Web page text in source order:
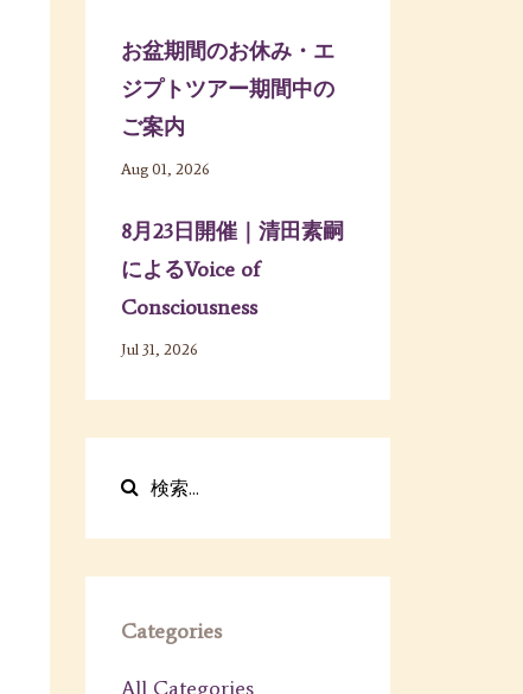
お盆期間のお休み・エ
ジプトツアー期間中の
ご案内
Aug 01, 2026
8月23日開催｜清田素嗣
によるVoice of
Consciousness
Jul 31, 2026
Categories
All Categories